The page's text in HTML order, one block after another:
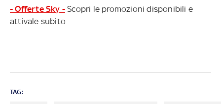
- Offerte Sky - Scopri le promozioni disponibili e
attivale subito
TAG: